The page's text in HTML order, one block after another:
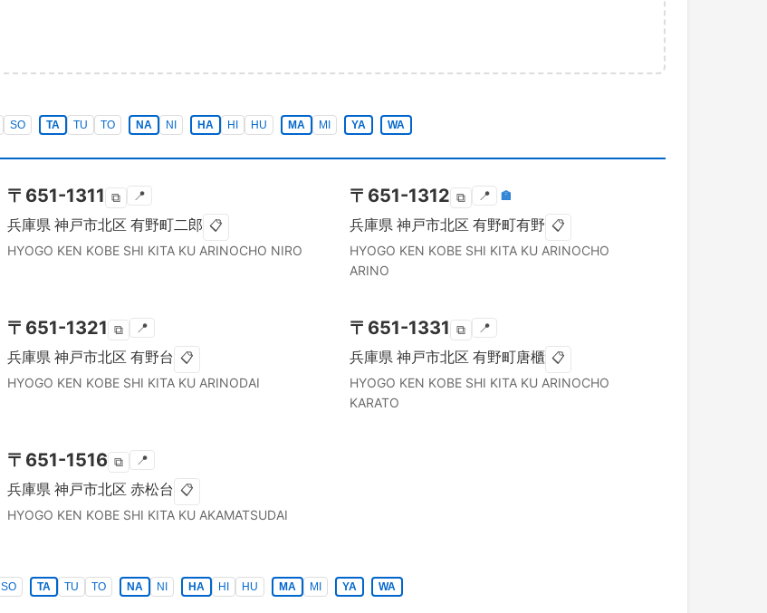
SO TA TU TO NA NI HA HI HU MA MI YA WA
〒 651-1311 ⧉ 📍
兵庫県 神戸市北区 有野町二郎 📋
HYOGO KEN KOBE SHI KITA KU ARINOCHO NIRO
〒 651-1312 ⧉ 📍 🏣
兵庫県 神戸市北区 有野町有野 📋
HYOGO KEN KOBE SHI KITA KU ARINOCHO
ARINO
〒 651-1321 ⧉ 📍
兵庫県 神戸市北区 有野台 📋
HYOGO KEN KOBE SHI KITA KU ARINODAI
〒 651-1331 ⧉ 📍
兵庫県 神戸市北区 有野町唐櫃 📋
HYOGO KEN KOBE SHI KITA KU ARINOCHO
KARATO
〒 651-1516 ⧉ 📍
兵庫県 神戸市北区 赤松台 📋
HYOGO KEN KOBE SHI KITA KU AKAMATSUDAI
SO TA TU TO NA NI HA HI HU MA MI YA WA